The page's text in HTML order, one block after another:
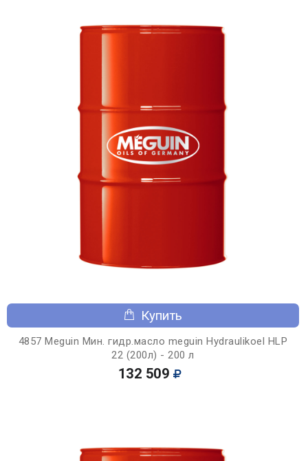
Купить
4857 Meguin Мин. гидр.масло meguin Hydraulikoel HLP
22 (200л) - 200 л
132 509